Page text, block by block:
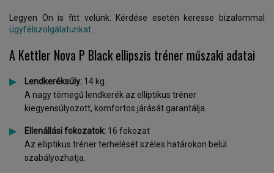
Legyen Ön is fitt velünk. Kérdése esetén keresse bizalommal
ügyfélszolgálatunkat
A Kettler Nova P Black ellipszis tréner műszaki adatai
Lendkeréksúly: 14 kg.
A nagy tömegű lendkerék az elliptikus tréner
kiegyensúlyozott, komfortos járását garantálja.
Ellenállási fokozatok: 16 fokozat
Az elliptikus tréner terhelését széles határokon belül
szabályozhatja.